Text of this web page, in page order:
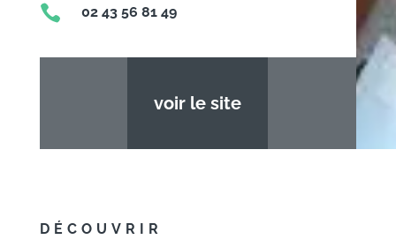
 02 43 56 81 49
voir le site
DÉCOUVRIR